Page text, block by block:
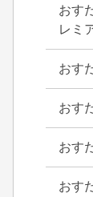
おす
レミ
おす
おす
おす
おす